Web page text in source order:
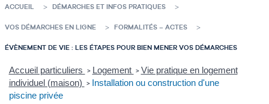
ACCUEIL DÉMARCHES ET INFOS PRATIQUES
VOS DÉMARCHES EN LIGNE FORMALITÉS – ACTES
ÉVÈNEMENT DE VIE : LES ÉTAPES POUR BIEN MENER VOS DÉMARCHES
Accueil particuliers > Logement > Vie pratique en logement
individuel (maison) > Installation ou construction d'une
piscine privée